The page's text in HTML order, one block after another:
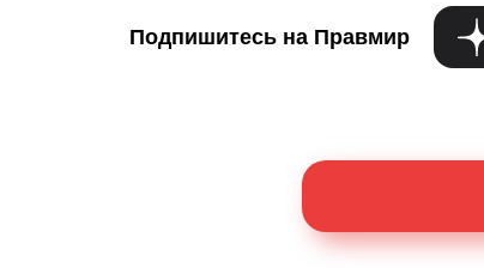
Подпишитесь на Правмир